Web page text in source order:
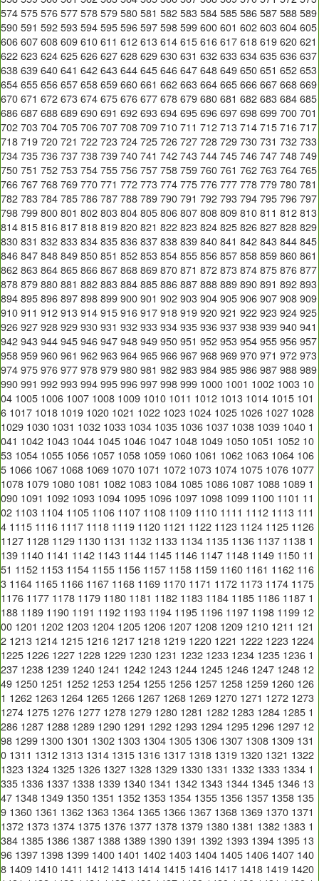
574 575 576 577 578 579 580 581 582 583 584 585 586 587 588 589
590 591 592 593 594 595 596 597 598 599 600 601 602 603 604 605
606 607 608 609 610 611 612 613 614 615 616 617 618 619 620 621
622 623 624 625 626 627 628 629 630 631 632 633 634 635 636 637
638 639 640 641 642 643 644 645 646 647 648 649 650 651 652 653
654 655 656 657 658 659 660 661 662 663 664 665 666 667 668 669
670 671 672 673 674 675 676 677 678 679 680 681 682 683 684 685
686 687 688 689 690 691 692 693 694 695 696 697 698 699 700 701
702 703 704 705 706 707 708 709 710 711 712 713 714 715 716 717
718 719 720 721 722 723 724 725 726 727 728 729 730 731 732 733
734 735 736 737 738 739 740 741 742 743 744 745 746 747 748 749
750 751 752 753 754 755 756 757 758 759 760 761 762 763 764 765
766 767 768 769 770 771 772 773 774 775 776 777 778 779 780 781
782 783 784 785 786 787 788 789 790 791 792 793 794 795 796 797
798 799 800 801 802 803 804 805 806 807 808 809 810 811 812 813
814 815 816 817 818 819 820 821 822 823 824 825 826 827 828 829
830 831 832 833 834 835 836 837 838 839 840 841 842 843 844 845
846 847 848 849 850 851 852 853 854 855 856 857 858 859 860 861
862 863 864 865 866 867 868 869 870 871 872 873 874 875 876 877
878 879 880 881 882 883 884 885 886 887 888 889 890 891 892 893
894 895 896 897 898 899 900 901 902 903 904 905 906 907 908 909
910 911 912 913 914 915 916 917 918 919 920 921 922 923 924 925
926 927 928 929 930 931 932 933 934 935 936 937 938 939 940 941
942 943 944 945 946 947 948 949 950 951 952 953 954 955 956 957
958 959 960 961 962 963 964 965 966 967 968 969 970 971 972 973
974 975 976 977 978 979 980 981 982 983 984 985 986 987 988 989
990 991 992 993 994 995 996 997 998 999 1000 1001 1002 1003 10
04 1005 1006 1007 1008 1009 1010 1011 1012 1013 1014 1015 101
6 1017 1018 1019 1020 1021 1022 1023 1024 1025 1026 1027 1028
1029 1030 1031 1032 1033 1034 1035 1036 1037 1038 1039 1040 1
041 1042 1043 1044 1045 1046 1047 1048 1049 1050 1051 1052 10
53 1054 1055 1056 1057 1058 1059 1060 1061 1062 1063 1064 106
5 1066 1067 1068 1069 1070 1071 1072 1073 1074 1075 1076 1077
1078 1079 1080 1081 1082 1083 1084 1085 1086 1087 1088 1089 1
090 1091 1092 1093 1094 1095 1096 1097 1098 1099 1100 1101 11
02 1103 1104 1105 1106 1107 1108 1109 1110 1111 1112 1113 111
4 1115 1116 1117 1118 1119 1120 1121 1122 1123 1124 1125 1126
1127 1128 1129 1130 1131 1132 1133 1134 1135 1136 1137 1138 1
139 1140 1141 1142 1143 1144 1145 1146 1147 1148 1149 1150 11
51 1152 1153 1154 1155 1156 1157 1158 1159 1160 1161 1162 116
3 1164 1165 1166 1167 1168 1169 1170 1171 1172 1173 1174 1175
1176 1177 1178 1179 1180 1181 1182 1183 1184 1185 1186 1187 1
188 1189 1190 1191 1192 1193 1194 1195 1196 1197 1198 1199 12
00 1201 1202 1203 1204 1205 1206 1207 1208 1209 1210 1211 121
2 1213 1214 1215 1216 1217 1218 1219 1220 1221 1222 1223 1224
1225 1226 1227 1228 1229 1230 1231 1232 1233 1234 1235 1236 1
237 1238 1239 1240 1241 1242 1243 1244 1245 1246 1247 1248 12
49 1250 1251 1252 1253 1254 1255 1256 1257 1258 1259 1260 126
1 1262 1263 1264 1265 1266 1267 1268 1269 1270 1271 1272 1273
1274 1275 1276 1277 1278 1279 1280 1281 1282 1283 1284 1285 1
286 1287 1288 1289 1290 1291 1292 1293 1294 1295 1296 1297 12
98 1299 1300 1301 1302 1303 1304 1305 1306 1307 1308 1309 131
0 1311 1312 1313 1314 1315 1316 1317 1318 1319 1320 1321 1322
1323 1324 1325 1326 1327 1328 1329 1330 1331 1332 1333 1334 1
335 1336 1337 1338 1339 1340 1341 1342 1343 1344 1345 1346 13
47 1348 1349 1350 1351 1352 1353 1354 1355 1356 1357 1358 135
9 1360 1361 1362 1363 1364 1365 1366 1367 1368 1369 1370 1371
1372 1373 1374 1375 1376 1377 1378 1379 1380 1381 1382 1383 1
384 1385 1386 1387 1388 1389 1390 1391 1392 1393 1394 1395 13
96 1397 1398 1399 1400 1401 1402 1403 1404 1405 1406 1407 140
8 1409 1410 1411 1412 1413 1414 1415 1416 1417 1418 1419 1420